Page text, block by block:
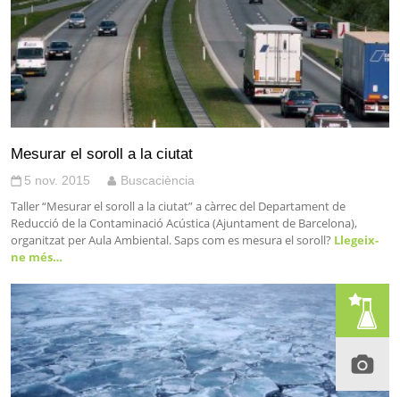
Mesurar el soroll a la ciutat
5 nov. 2015 Buscaciència
Taller “Mesurar el soroll a la ciutat” a càrrec del Departament de
Reducció de la Contaminació Acústica (Ajuntament de Barcelona),
organitzat per Aula Ambiental. Saps com es mesura el soroll? Llegeix-
ne més…